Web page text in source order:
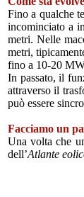
Fino a qualche
incominciato a
metri. Nelle
metri,
fino a 10-20
In passato, il
attraverso il
può essere
Facciamo un
Una volta che
dell’Atlante